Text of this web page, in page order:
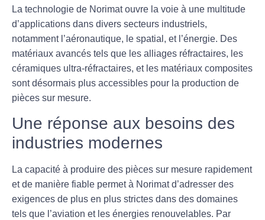
La technologie de Norimat ouvre la voie à une multitude
d’applications dans divers secteurs industriels,
notamment l’aéronautique, le spatial, et l’énergie. Des
matériaux avancés tels que les alliages réfractaires, les
céramiques ultra-réfractaires, et les matériaux composites
sont désormais plus accessibles pour la production de
pièces sur mesure.
Une réponse aux besoins des
industries modernes
La capacité à produire des pièces sur mesure rapidement
et de manière fiable permet à Norimat d’adresser des
exigences de plus en plus strictes dans des domaines
tels que l’aviation et les énergies renouvelables. Par